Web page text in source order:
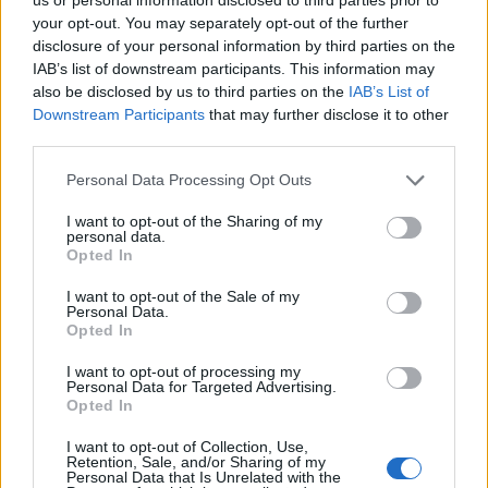
your opt-out. You may separately opt-out of the further
disclosure of your personal information by third parties on the
IAB’s list of downstream participants. This information may
also be disclosed by us to third parties on the IAB’s List of
Downstream Participants that may further disclose it to other
Personal Data Processing Opt Outs
I want to opt-out of the Sharing of my
personal data.
Opted In
I want to opt-out of the Sale of my
Personal Data.
Opted In
I want to opt-out of processing my
Personal Data for Targeted Advertising.
Opted In
I want to opt-out of Collection, Use,
Retention, Sale, and/or Sharing of my
Personal Data that Is Unrelated with the
създаде нови жизнеспособни вируси
07.08.2026 / 15:30